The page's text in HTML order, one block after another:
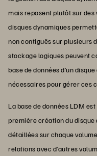
mais reposent plutôt sur des
disques dynamiques
non contiguës sur plusieurs
stockage logiques peuvent
base de données d’un
nécessaires pour gérer ces
La base de données LDM
première création du
détaillées sur chaque
relations avec d’autres